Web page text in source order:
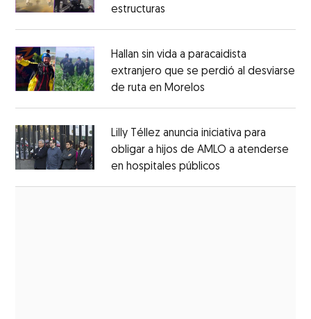
estructuras
Hallan sin vida a paracaidista
extranjero que se perdió al desviarse
de ruta en Morelos
Lilly Téllez anuncia iniciativa para
obligar a hijos de AMLO a atenderse
en hospitales públicos